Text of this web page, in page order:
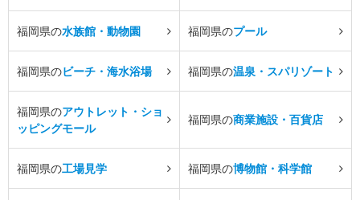
福岡県の水族館・動物園 福岡県のプール
福岡県のビーチ・海水浴場 福岡県の温泉・スパリゾート
福岡県のアウトレット・ショ
ッピングモール
福岡県の商業施設・百貨店
福岡県の工場見学 福岡県の博物館・科学館